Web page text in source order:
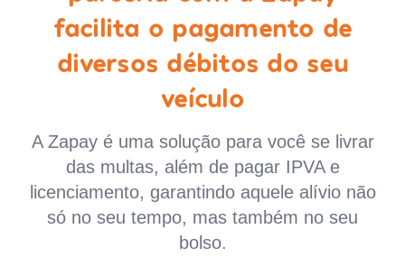
facilita o pagamento de
diversos débitos do seu
veículo
A Zapay é uma solução para você se livrar
das multas, além de pagar IPVA e
licenciamento, garantindo aquele alívio não
só no seu tempo, mas também no seu
bolso.